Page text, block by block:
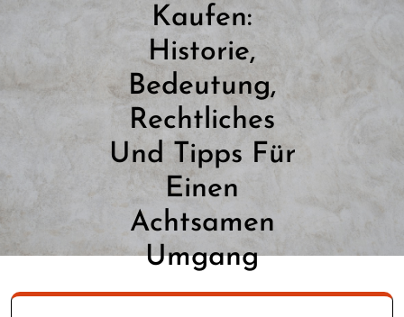
Kaufen:
Historie,
Bedeutung,
Rechtliches
Und Tipps Für
Einen
Achtsamen
Umgang